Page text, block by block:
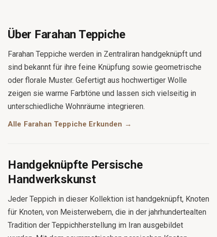
Über Farahan Teppiche
Farahan Teppiche werden in Zentraliran handgeknüpft und
sind bekannt für ihre feine Knüpfung sowie geometrische
oder florale Muster. Gefertigt aus hochwertiger Wolle
zeigen sie warme Farbtöne und lassen sich vielseitig in
unterschiedliche Wohnräume integrieren.
Alle Farahan Teppiche Erkunden →
Handgeknüpfte Persische
Handwerkskunst
Jeder Teppich in dieser Kollektion ist handgeknüpft, Knoten
für Knoten, von Meisterwebern, die in der jahrhundertealten
Tradition der Teppichherstellung im Iran ausgebildet